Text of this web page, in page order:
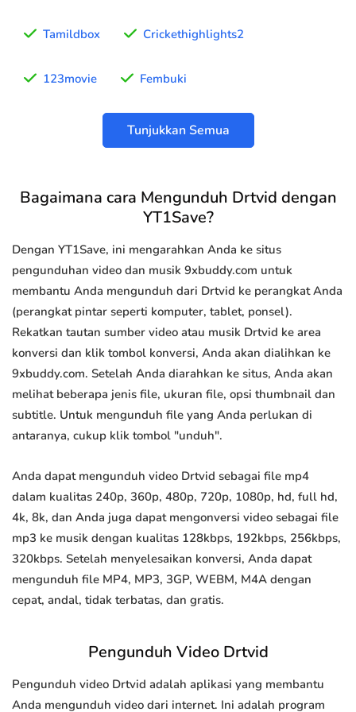
Tamildbox Crickethighlights2
123movie Fembuki
Tunjukkan Semua
Bagaimana cara Mengunduh Drtvid dengan
YT1Save?
Dengan YT1Save, ini mengarahkan Anda ke situs
pengunduhan video dan musik 9xbuddy.com untuk
membantu Anda mengunduh dari Drtvid ke perangkat Anda
(perangkat pintar seperti komputer, tablet, ponsel).
Rekatkan tautan sumber video atau musik Drtvid ke area
konversi dan klik tombol konversi, Anda akan dialihkan ke
9xbuddy.com. Setelah Anda diarahkan ke situs, Anda akan
melihat beberapa jenis file, ukuran file, opsi thumbnail dan
subtitle. Untuk mengunduh file yang Anda perlukan di
antaranya, cukup klik tombol "unduh".
Anda dapat mengunduh video Drtvid sebagai file mp4
dalam kualitas 240p, 360p, 480p, 720p, 1080p, hd, full hd,
4k, 8k, dan Anda juga dapat mengonversi video sebagai file
mp3 ke musik dengan kualitas 128kbps, 192kbps, 256kbps,
320kbps. Setelah menyelesaikan konversi, Anda dapat
mengunduh file MP4, MP3, 3GP, WEBM, M4A dengan
cepat, andal, tidak terbatas, dan gratis.
Pengunduh Video Drtvid
Pengunduh video Drtvid adalah aplikasi yang membantu
Anda mengunduh video dari internet. Ini adalah program